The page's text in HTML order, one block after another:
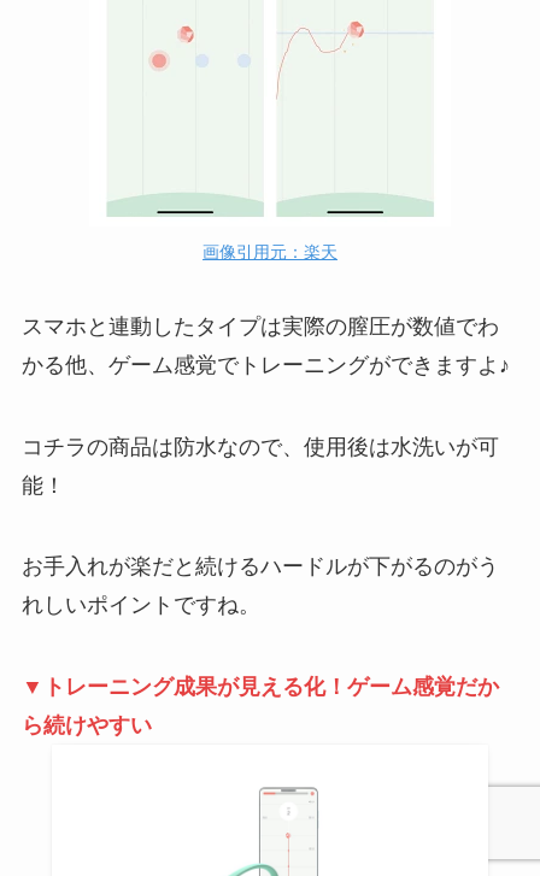
画像引用元：楽天
スマホと連動したタイプは実際の膣圧が数値でわ
かる他、ゲーム感覚でトレーニングができますよ♪
コチラの商品は防水なので、使用後は水洗いが可
能！
お手入れが楽だと続けるハードルが下がるのがう
れしいポイントですね。
▼トレーニング成果が見える化！ゲーム感覚だか
ら続けやすい